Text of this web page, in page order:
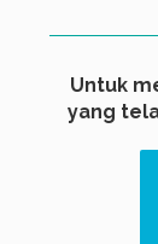
Untuk
yang